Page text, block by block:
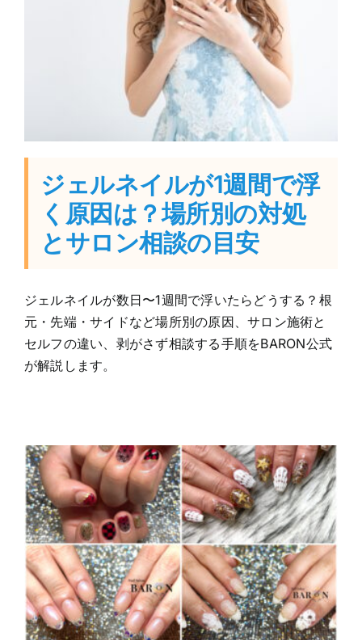
ジェルネイルが1週間で浮
く原因は？場所別の対処
とサロン相談の目安
ジェルネイルが数日〜1週間で浮いたらどうする？根
元・先端・サイドなど場所別の原因、サロン施術と
セルフの違い、剥がさず相談する手順をBARON公式
が解説します。